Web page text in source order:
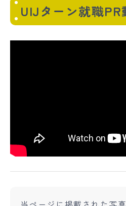
UIJターン就職PR